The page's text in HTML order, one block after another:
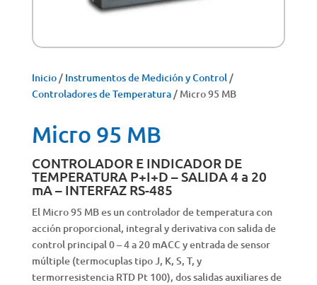
Inicio/ Instrumentos de Medición y Control/
Controladores de Temperatura/ Micro 95 MB
Micro 95 MB
CONTROLADOR E INDICADOR DE
TEMPERATURA P+I+D – SALIDA 4 a 20
mA – INTERFAZ RS-485
El Micro 95 MB es un controlador de temperatura con
acción proporcional, integral y derivativa con salida de
control principal 0 – 4 a 20 mACC y entrada de sensor
múltiple (termocuplas tipo J, K, S, T, y
termorresistencia RTD Pt 100), dos salidas auxiliares de